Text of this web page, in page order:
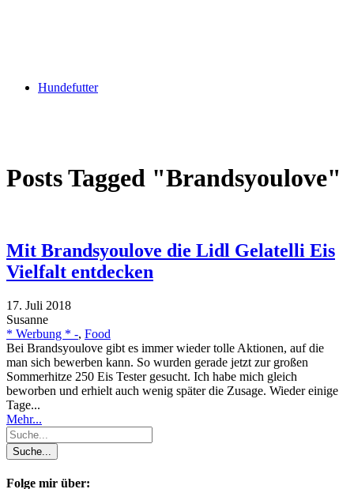
Hundefutter
Posts Tagged "Brandsyoulove"
Mit Brandsyoulove die Lidl Gelatelli Eis
Vielfalt entdecken
17. Juli 2018
Susanne
* Werbung * -, Food
Bei Brandsyoulove gibt es immer wieder tolle Aktionen, auf die
man sich bewerben kann. So wurden gerade jetzt zur großen
Sommerhitze 250 Eis Tester gesucht. Ich habe mich gleich
beworben und erhielt auch wenig später die Zusage. Wieder einige
Tage...
Mehr...
Folge mir über: